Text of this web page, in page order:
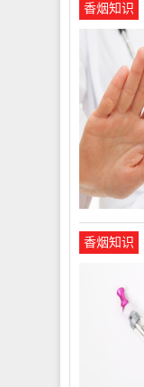
香烟知识
香烟知识